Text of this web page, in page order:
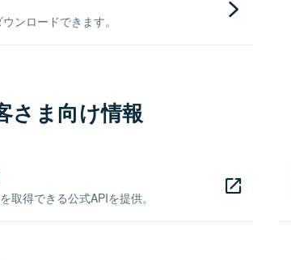
ンロードできます。
さま向け情報
取得できる公式APIを提供。